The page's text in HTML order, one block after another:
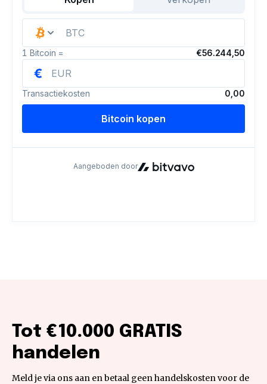
Tot €10.000 GRATIS
handelen
Meld je via ons aan en betaal geen handelskosten voor de